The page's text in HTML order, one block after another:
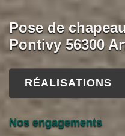
Pose de
Pontivy 56300
RÉALISATIONS
Nos engagements